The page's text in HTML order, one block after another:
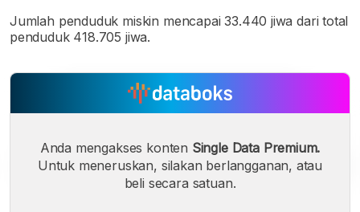
Jumlah penduduk miskin mencapai 33.440 jiwa dari total
penduduk 418.705 jiwa.
Anda mengakses konten Single Data Premium.
Untuk meneruskan, silakan berlangganan, atau
beli secara satuan.